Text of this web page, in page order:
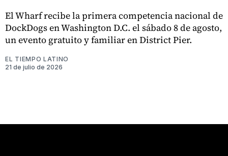
El Wharf recibe la primera competencia nacional de
DockDogs en Washington D.C. el sábado 8 de agosto,
un evento gratuito y familiar en District Pier.
EL TIEMPO LATINO
21 de julio de 2026